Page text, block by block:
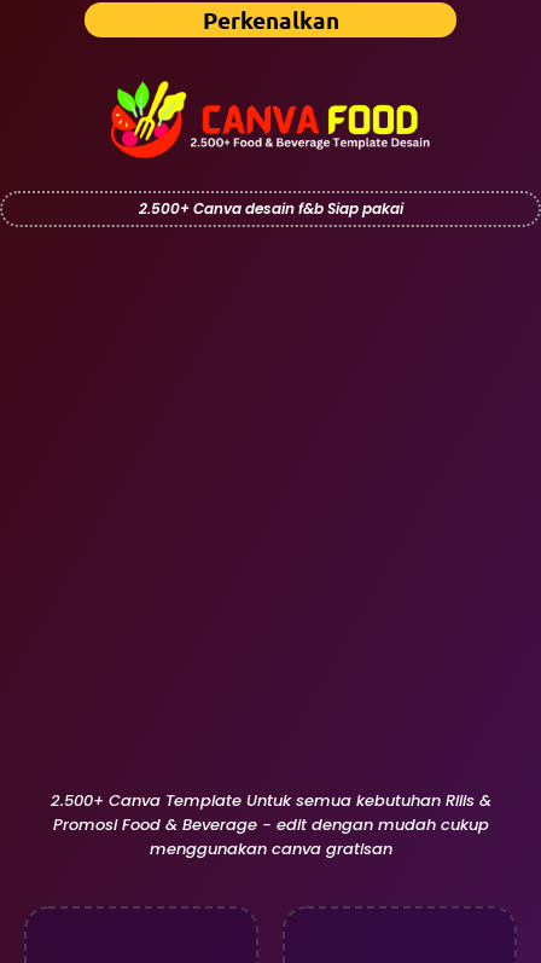
Perkenalkan
2.500+ Canva desain f&b Siap pakai
2.500+ Canva Template Untuk semua kebutuhan Rilis &
Promosi Food & Beverage - edit dengan mudah cukup
menggunakan canva gratisan